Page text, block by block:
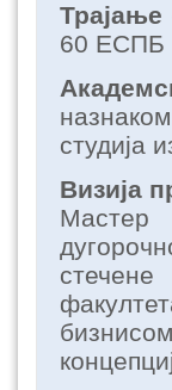
Трајање
60 ЕСПБ
студија
Визија
Мастер
стечене